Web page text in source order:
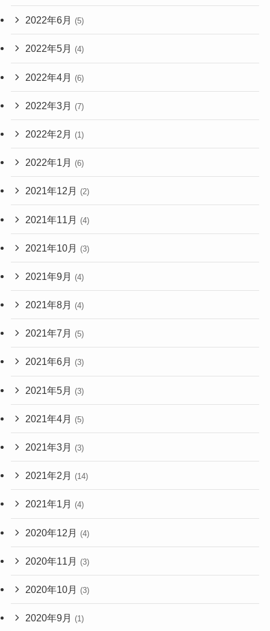
2022年6月 (5)
2022年5月 (4)
2022年4月 (6)
2022年3月 (7)
2022年2月 (1)
2022年1月 (6)
2021年12月 (2)
2021年11月 (4)
2021年10月 (3)
2021年9月 (4)
2021年8月 (4)
2021年7月 (5)
2021年6月 (3)
2021年5月 (3)
2021年4月 (5)
2021年3月 (3)
2021年2月 (14)
2021年1月 (4)
2020年12月 (4)
2020年11月 (3)
2020年10月 (3)
2020年9月 (1)